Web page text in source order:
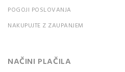
POGOJI POSLOVANJA
NAKUPUJTE Z ZAUPANJEM
NAČINI PLAČILA